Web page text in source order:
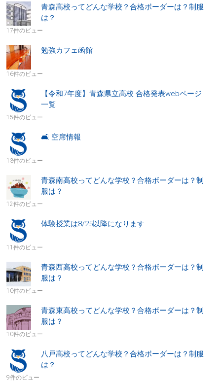
青森高校ってどんな学校？合格ボーダーは？制服
は？
17件のビュー
勉強カフェ函館
16件のビュー
【令和7年度】青森県立高校 合格発表webページ
一覧
15件のビュー
🛋 空席情報
13件のビュー
青森南高校ってどんな学校？合格ボーダーは？制
服は？
12件のビュー
体験授業は8/25以降になります
11件のビュー
青森西高校ってどんな学校？合格ボーダーは？制
服は？
10件のビュー
青森東高校ってどんな学校？合格ボーダーは？制
服は？
10件のビュー
八戸高校ってどんな学校？合格ボーダーは？制服
は？
9件のビュー